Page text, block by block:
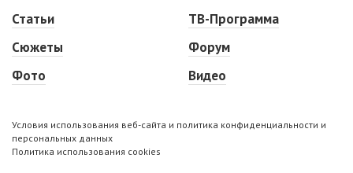
Статьи
Сюжеты
Фото
ТВ-Программа
Форум
Видео
Условия использования веб-сайта и политика конфиденциальности и
персональных данных
Политика использования cookies